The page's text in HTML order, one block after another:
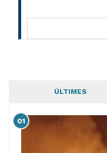
ÚLTIMES
01